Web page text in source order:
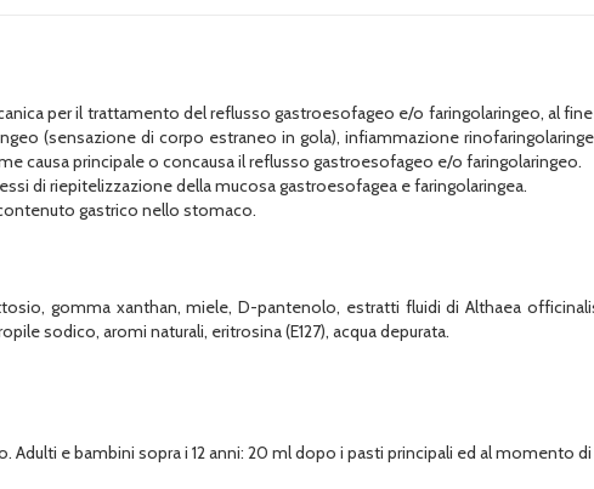
per il trattamento del reflusso gastroesofageo e/o faringolaringeo, al
(sensazione di corpo estraneo in gola), infiammazione
causa principale o concausa il reflusso gastroesofageo e/o faringolaringeo.
di riepitelizzazione della mucosa gastroesofagea e faringolaringea.
gastrico nello stomaco.
gomma xanthan, miele, D-pantenolo, estratti fluidi di Althaea
sodico, aromi naturali, eritrosina (E127), acqua depurata.
Adulti e bambini sopra i 12 anni: 20 ml dopo i pasti principali ed al momento